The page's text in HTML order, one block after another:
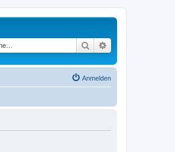
Suche
Anmelden